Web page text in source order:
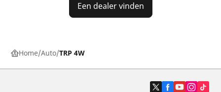
Een dealer vinden
Home Auto TRP 4W